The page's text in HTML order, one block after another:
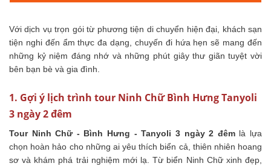
Với dịch vụ trọn gói từ phương tiện di chuyển hiện đại, khách sạn
tiện nghi đến ẩm thực đa dạng, chuyến đi hứa hẹn sẽ mang đến
những kỷ niệm đáng nhớ và những phút giây thư giãn tuyệt vời
bên bạn bè và gia đình.
1. Gợi ý lịch trình tour Ninh Chữ Bình Hưng Tanyoli
3 ngày 2 đêm
Tour Ninh Chữ - Bình Hưng - Tanyoli 3 ngày 2 đêmlà lựa
chọn hoàn hảo cho những ai yêu thích biển cả, thiên nhiên hoang
sơ và khám phá trải nghiệm mới lạ. Từ biển Ninh Chữ xinh đẹp,